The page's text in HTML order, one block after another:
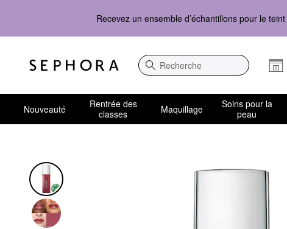
Recevez un ensemble d’échantillons pour le teint
Recherche
Nouveauté
Rentrée des
classes
Maquillage
Soins pour la
peau